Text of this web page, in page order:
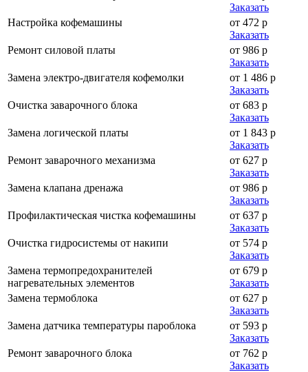
Заказать
Настройка кофемашины
от 472 р
Заказать
Ремонт силовой платы
от 986 р
Заказать
Замена электро-двигателя кофемолки
от 1 486 р
Заказать
Очистка заварочного блока
от 683 р
Заказать
Замена логической платы
от 1 843 р
Заказать
Ремонт заварочного механизма
от 627 р
Заказать
Замена клапана дренажа
от 986 р
Заказать
Профилактическая чистка кофемашины
от 637 р
Заказать
Очистка гидросистемы от накипи
от 574 р
Заказать
Замена термопредохранителей
нагревательных элементов
от 679 р
Заказать
Замена термоблока
от 627 р
Заказать
Замена датчика температуры пароблока
от 593 р
Заказать
Ремонт заварочного блока
от 762 р
Заказать